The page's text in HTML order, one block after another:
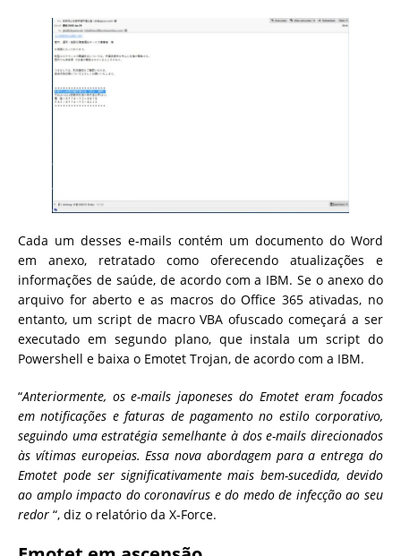
Cada um desses e-mails contém um documento do Word
em anexo, retratado como oferecendo atualizações e
informações de saúde, de acordo com a IBM. Se o anexo do
arquivo for aberto e as macros do Office 365 ativadas, no
entanto, um script de macro VBA ofuscado começará a ser
executado em segundo plano, que instala um script do
Powershell e baixa o Emotet Trojan, de acordo com a IBM.
“Anteriormente, os e-mails japoneses do Emotet eram focados
em notificações e faturas de pagamento no estilo corporativo,
seguindo uma estratégia semelhante à dos e-mails direcionados
às vítimas europeias. Essa nova abordagem para a entrega do
Emotet pode ser significativamente mais bem-sucedida, devido
ao amplo impacto do coronavírus e do medo de infecção ao seu
redor “, diz o relatório da X-Force.